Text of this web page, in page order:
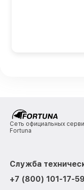
Сеть официальных
Fortuna
Служба
+7 (800) 101-17-59